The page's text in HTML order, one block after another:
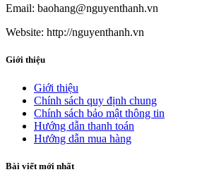
Email: baohang@nguyenthanh.vn
Website: http://nguyenthanh.vn
Giới thiệu
Giới thiệu
Chính sách quy định chung
Chính sách bảo mật thông tin
Hướng dẫn thanh toán
Hướng dẫn mua hàng
Bài viết mới nhất